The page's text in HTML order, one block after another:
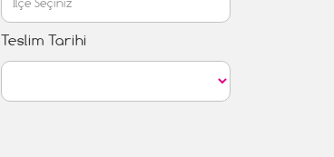
Teslim Tarihi